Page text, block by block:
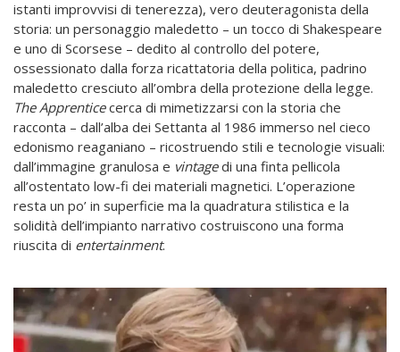
istanti improvvisi di tenerezza), vero deuteragonista della
storia: un personaggio maledetto – un tocco di Shakespeare
e uno di Scorsese – dedito al controllo del potere,
ossessionato dalla forza ricattatoria della politica, padrino
maledetto cresciuto all’ombra della protezione della legge.
The Apprenticecerca di mimetizzarsi con la storia che
racconta – dall’alba dei Settanta al 1986 immerso nel cieco
edonismo reaganiano – ricostruendo stili e tecnologie visuali:
dall’immagine granulosa e vintagedi una finta pellicola
all’ostentato low-fi dei materiali magnetici. L’operazione
resta un po’ in superficie ma la quadratura stilistica e la
solidità dell’impianto narrativo costruiscono una forma
riuscita di entertainment.